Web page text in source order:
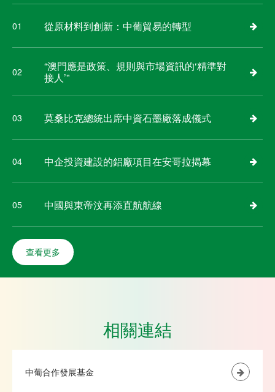
01 從原材料到創新：中葡貿易的轉型
02
“澳門應是政策、規則與市場資訊的‘精準對
接人’”
03 莫桑比克總統出席中資石墨廠落成儀式
04 中企投資建設的鋁廠項目在安哥拉揭幕
05 中國與東帝汶再添直航航線
查看更多
相關連結
中葡合作發展基金